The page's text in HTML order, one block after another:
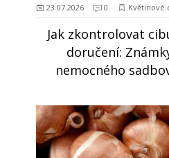
23.07.2026 0 Květinové
Jak zkontrolovat
doručení:
nemocného